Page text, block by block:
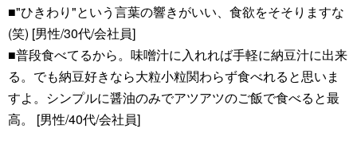
■"ひきわり"という言葉の響きがいい、食欲をそそりますな
(笑) [男性/30代/会社員]
■普段食べてるから。味噌汁に入れれば手軽に納豆汁に出来
る。でも納豆好きなら大粒小粒関わらず食べれると思いま
すよ。シンプルに醤油のみでアツアツのご飯で食べると最
高。 [男性/40代/会社員]